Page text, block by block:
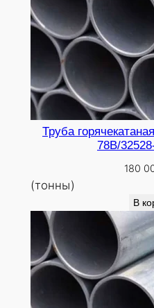
Труба
78В/
180
(тонны)
В